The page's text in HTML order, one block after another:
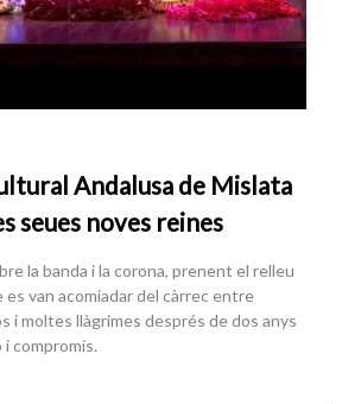
Andalusa de Mislata
seues noves reines
la banda i la corona, prenent el relleu
es van acomiadar del càrrec entre
i moltes llàgrimes després de dos anys
compromís.